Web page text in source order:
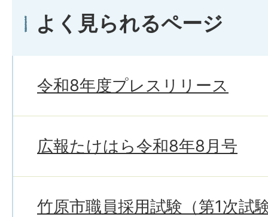
よく見られるページ
令和8年度プレスリリース
広報たけはら令和8年8月号
竹原市職員採用試験（第1次試